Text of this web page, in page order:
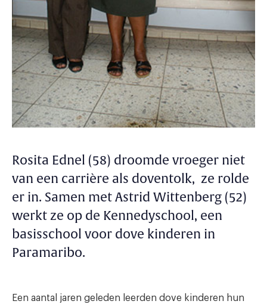
Rosita Ednel (58) droomde vroeger niet
van een carrière als doventolk, ze rolde
er in. Samen met Astrid Wittenberg (52)
werkt ze op de Kennedyschool, een
basisschool voor dove kinderen in
Paramaribo.
Een aantal jaren geleden leerden dove kinderen hun